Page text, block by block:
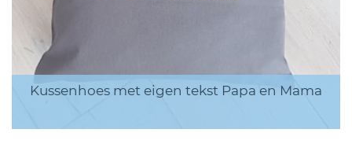
Kussenhoes met eigen tekst Papa en Mama